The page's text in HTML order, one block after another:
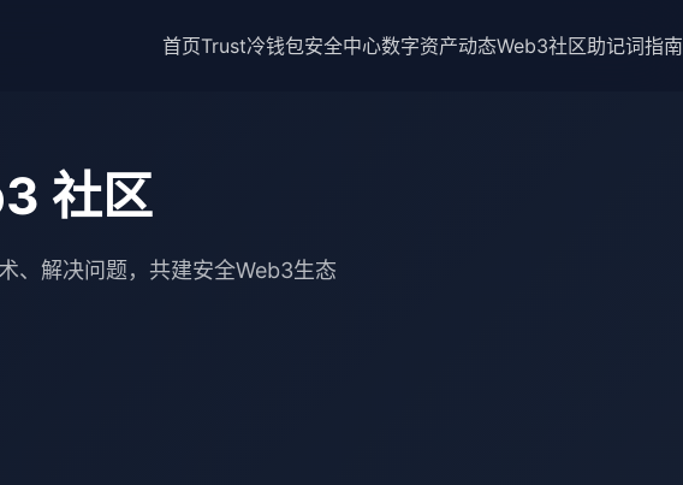
首页Trust冷钱包安全中心数字资产动态Web3社区助记词指南
社区
、解决问题，共建安全Web3生态